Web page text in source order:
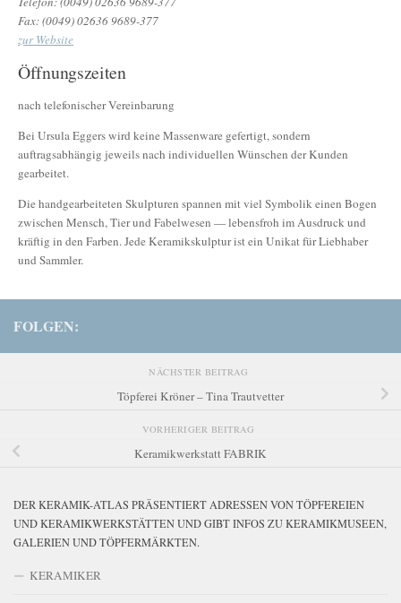
Fax: (0049) 02636 9689-377
zur Website
Öffnungszeiten
nach telefonischer Vereinbarung
Bei Ursula Eggers wird keine Massenware gefertigt, sondern
auftragsabhängig jeweils nach individuellen Wünschen der Kunden
gearbeitet.
Die handgearbeiteten Skulpturen spannen mit viel Symbolik einen Bogen
zwischen Mensch, Tier und Fabelwesen — lebensfroh im Ausdruck und
kräftig in den Farben. Jede Keramikskulptur ist ein Unikat für Liebhaber
und Sammler.
FOLGEN:
NÄCHSTER BEITRAG
Töpferei Kröner – Tina Trautvetter
VORHERIGER BEITRAG
Keramikwerkstatt FABRIK
DER KERAMIK-ATLAS PRÄSENTIERT ADRESSEN VON TÖPFEREIEN
UND KERAMIKWERKSTÄTTEN UND GIBT INFOS ZU KERAMIKMUSEEN,
GALERIEN UND TÖPFERMÄRKTEN.
KERAMIKER